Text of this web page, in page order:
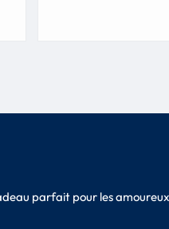
parfait pour les